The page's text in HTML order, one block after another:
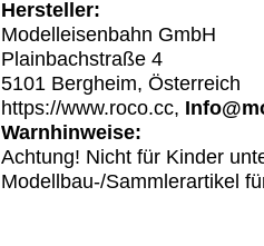
Hersteller:
Modelleisenbahn GmbH
Plainbachstraße 4
5101 Bergheim, Österreich
https://www.roco.cc,
Warnhinweise:
Achtung! Nicht für Kinder
Modellbau-/Sammlerartikel